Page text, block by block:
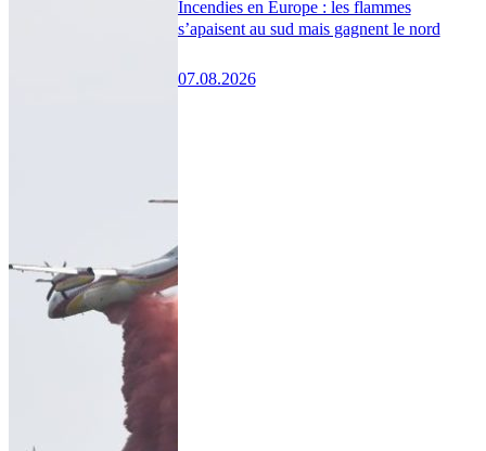
Incendies en Europe : les flammes
s’apaisent au sud mais gagnent le nord
07.08.2026